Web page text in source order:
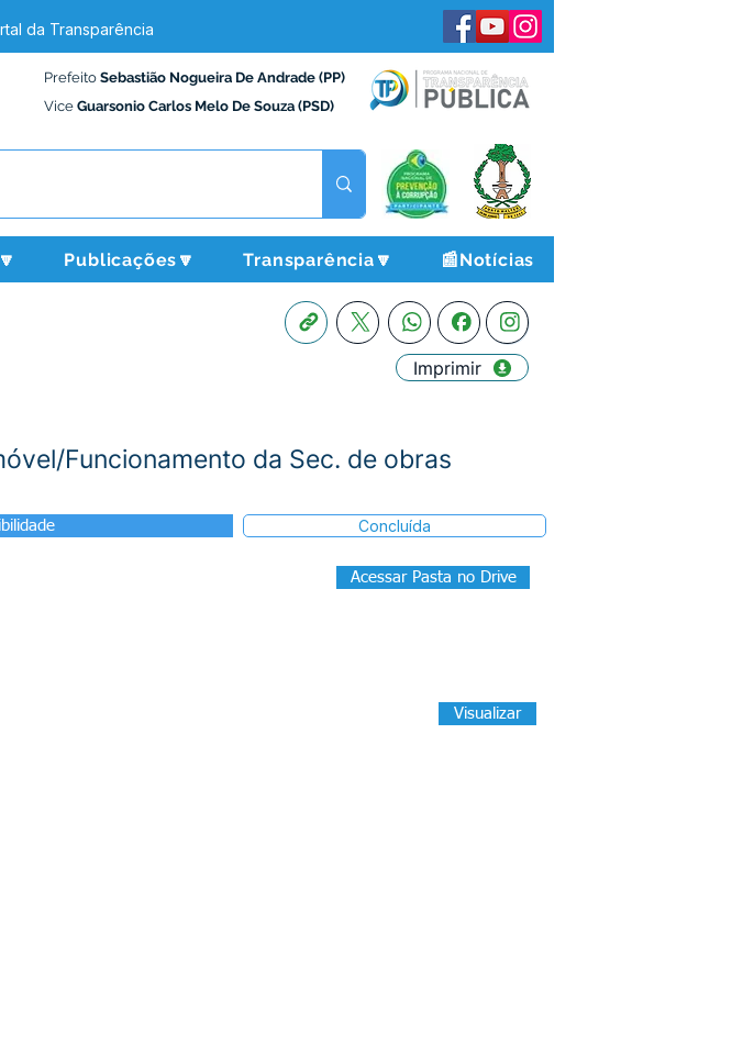
da Transparência
Prefeito Sebastião Nogueira De Andrade (PP)
Vice Guarsonio Carlos Melo De Souza (PSD)
Publicações🔽 Transparência🔽 📰Notícias
Imprimir
Funcionamento da Sec. de obras
Concluída
Acessar Pasta no Drive
Visualizar